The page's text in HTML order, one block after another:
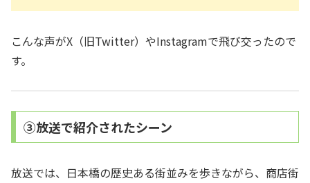
こんな声がX（旧Twitter）やInstagramで飛び交ったので
す。
③放送で紹介されたシーン
放送では、日本橋の歴史ある街並みを歩きながら、商店街